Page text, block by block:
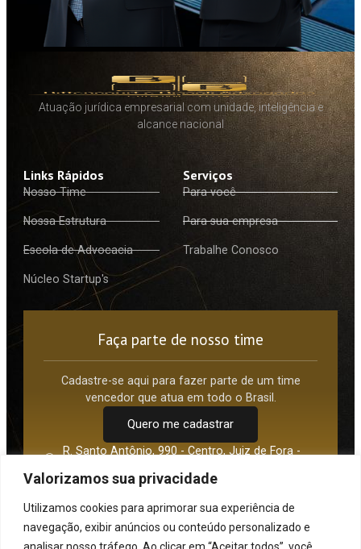
Valorizamos sua privacidade
Utilizamos cookies para aprimorar sua experiência de
navegação, exibir anúncios ou conteúdo personalizado e
analisar nosso tráfego. Ao clicar em “Aceitar todos”, você
Atuação jurídica empresarial com unidade, inteligência e
alcance nacional
Links Rápidos
Nosso Time
Nossa Estrutura
Escola de Advocacia
Núcleo Startup's
Serviços
Para você
Para sua empresa
Trabalhe Conosco
Faça parte de nosso time
Cadastre-se aqui para fazer parte de um time
vencedor que atua em todo o Brasil.
Quero me cadastrar
R. Santo Antônio, 990 - Centro, Juiz de Fora -
Av. Paulista, 1842 Torre Norte - São Paulo - SP,
01310-945
(32) 3217-0785
administrativo@bittencourtebissoli.com.br